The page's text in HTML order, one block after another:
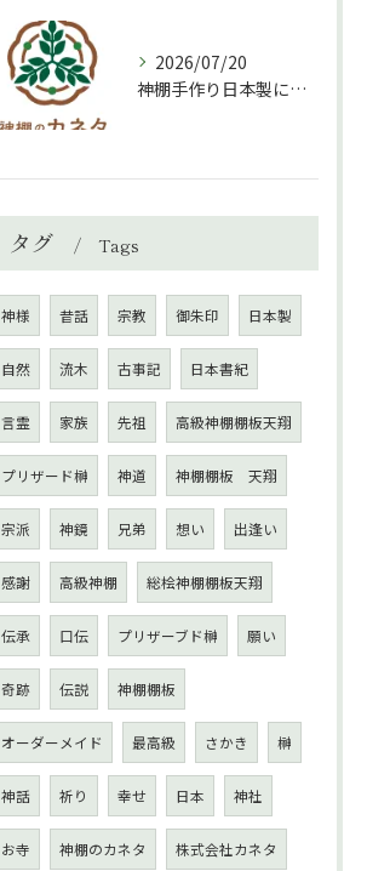
2026/07/20
神棚手作り日本製について
タグ Tags
神様 昔話 宗教 御朱印 日本製
自然 流木 古事記 日本書紀
言霊 家族 先祖 高級神棚棚板天翔
プリザード榊 神道 神棚棚板 天翔
宗派 神鏡 兄弟 想い 出逢い
感謝 高級神棚 総桧神棚棚板天翔
伝承 口伝 プリザーブド榊 願い
奇跡 伝説 神棚棚板
オーダーメイド 最高級 さかき 榊
神話 祈り 幸せ 日本 神社
お寺 神棚のカネタ 株式会社カネタ